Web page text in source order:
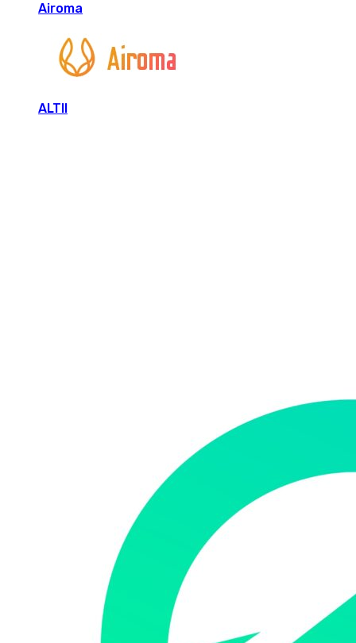
Airoma
ALTII